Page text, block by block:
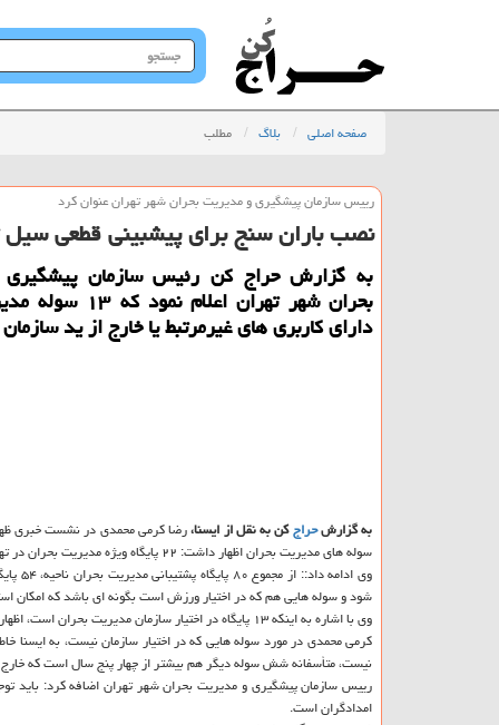
جستجو
در
صفحه اصلی بلاگ مطلب
رییس سازمان پیشگیری و مدیریت بحران شهر تهران عنوان كرد
نصب باران سنج برای پیشبینی قطعی سیل
به گزارش حراج كن رئیس سازمان
بحران شهر تهران اعلام
دارای كاربری های غیرمرتبط یا خارج از ید
به گزارشحراجكن به نقل از ایسنا،رضا كرمی محمدی در نشست خبری ظهر
سوله های مدیریت بحران اظهار داشت: ۲۲ پایگاه ویژه مدیریت بحران در تهران داریم. همینطور چهار پایگاه هم معین است.
وی
شود و سوله هایی هم كه در اختیار ورزش است بگونه ای باشد كه امكان
وی با اشاره به اینكه ۱۳ پایگاه در اختیار سازمان مدیریت بحران است، اظهار داشت: ۹ پایگاه هم در حال ساخت است.
كرمی محمدی در مورد سوله هایی كه در اختیار سازمان نیست، به ایسنا
نیست، متأسفانه شش سوله دیگر هم بیشتر از چهار پنج سال است كه
رییس سازمان پیشگیری و مدیریت بحران شهر تهران اضافه كرد: باید
امدادگران است.